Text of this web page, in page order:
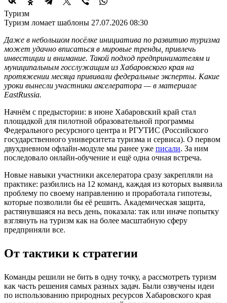
Туризм
Туризм ломает шаблоны 27.07.2026 08:30
Даже в небольшом посёлке инициатива по развитию туризма
может удачно вписаться в мировые тренды, привлечь
инвестиции и внимание. Такой подход предпринимателям и
муниципальным госслужащим из Хабаровского края на
протяжении месяца прививали федеральные эксперты. Какие
уроки вынесли участники акселератора — в материале
EastRussia.
Начнём с предыстории: в июне Хабаровский край стал
площадкой для пилотной образовательной программы
Федерального ресурсного центра и РГУТИС (Российского
государственного университета туризма и сервиса). О первом
двухдневном офлайн-модуле мы ранее уже писали. За ним
последовало онлайн-обучение и ещё одна очная встреча.
Новые навыки участники акселератора сразу закрепляли на
практике: разбились на 12 команд, каждая из которых выявила
проблему по своему направлению и проработала гипотезы,
которые позволили бы её решить. Академическая защита,
растянувшаяся на весь день, показала: так или иначе попытку
взглянуть на туризм как на более масштабную сферу
предприняли все.
От тактики к стратегии
Команды решили не бить в одну точку, а рассмотреть туризм
как часть решения самых разных задач. Были озвучены идеи
по использованию природных ресурсов Хабаровского края